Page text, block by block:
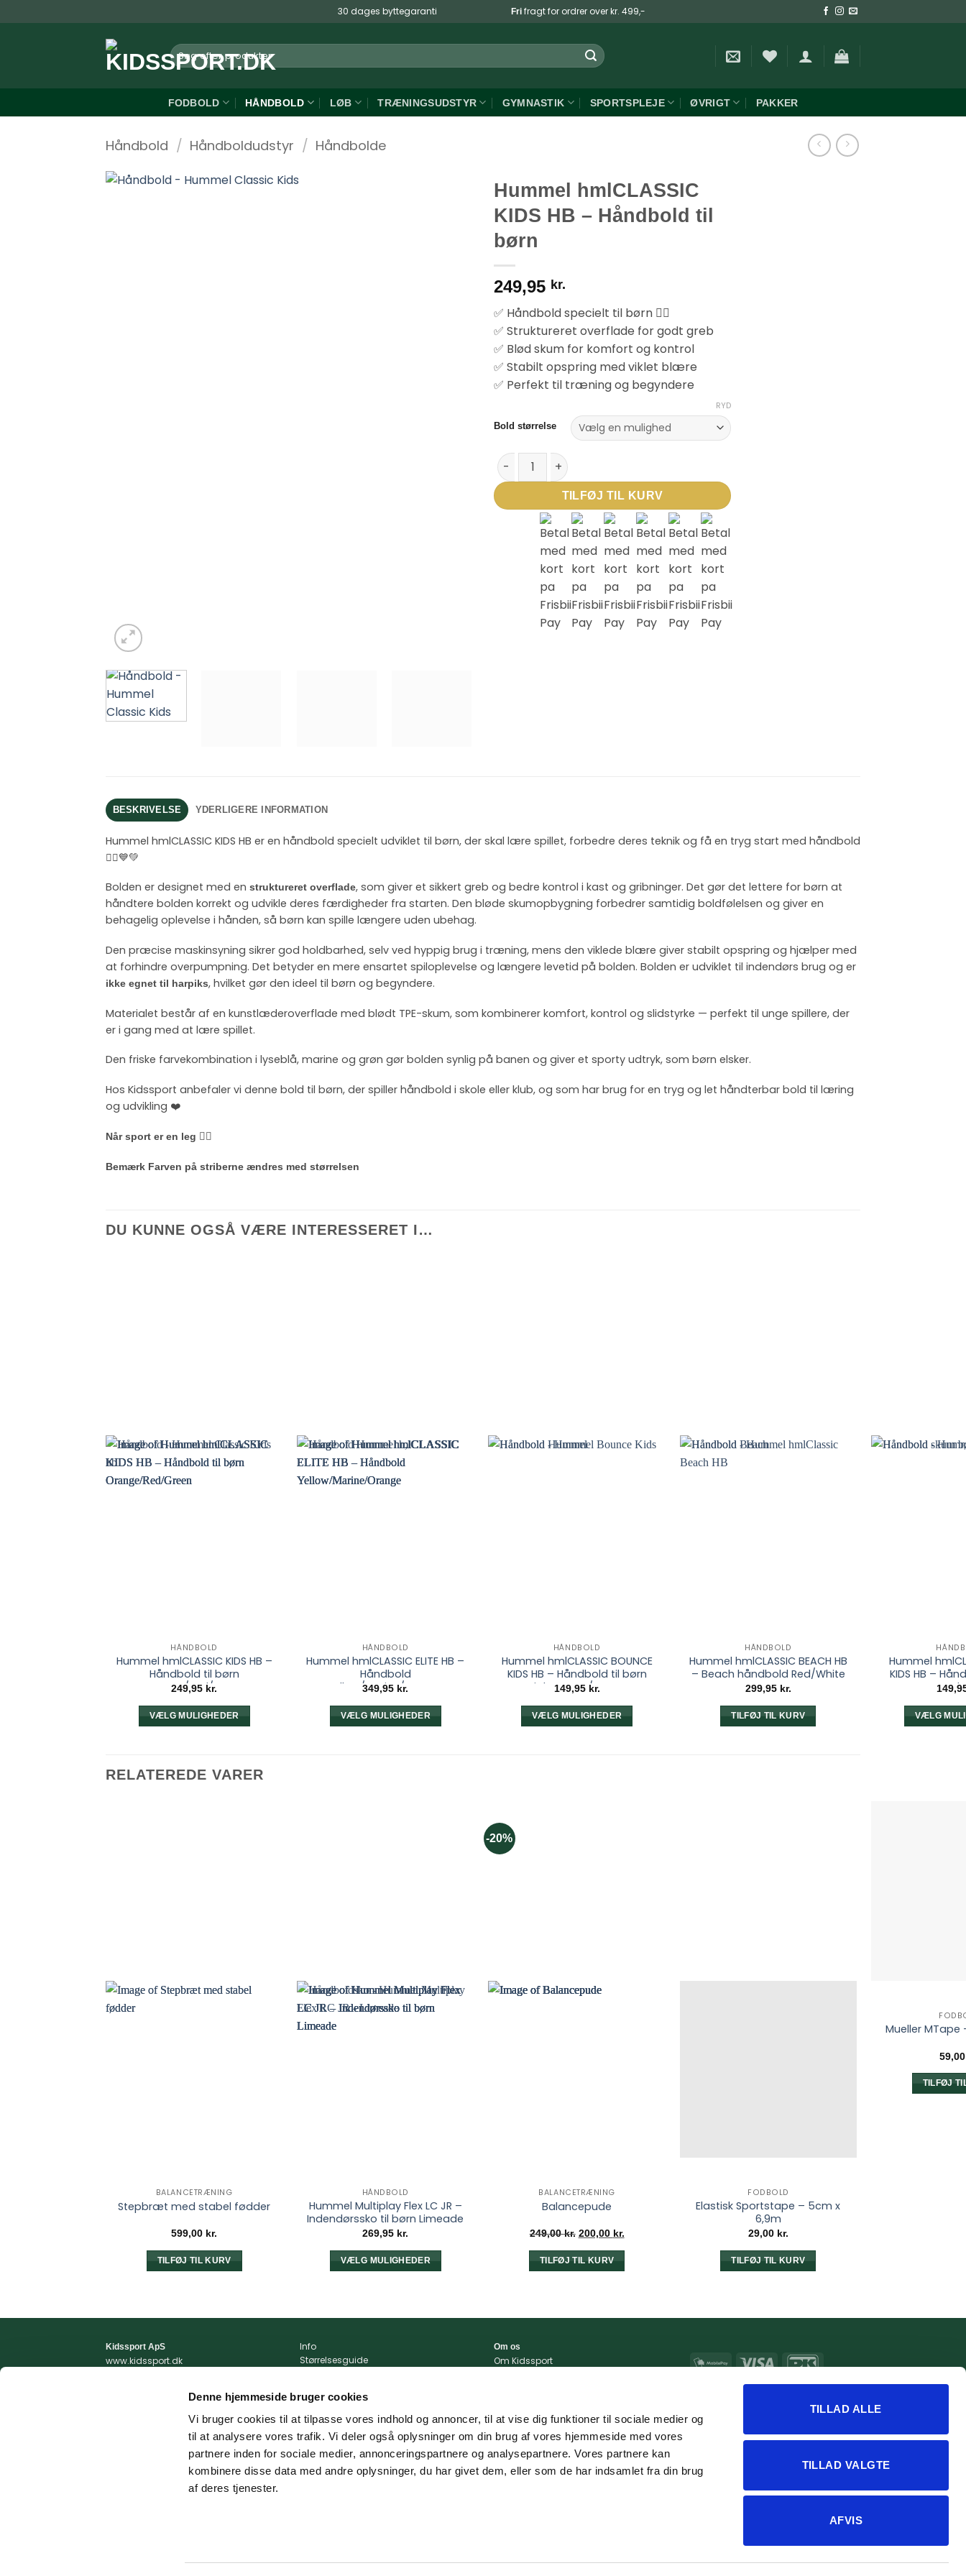
Denne hjemmeside bruger cookies
Vi bruger cookies til at tilpasse vores indhold og annoncer, til at vise dig funktioner til sociale medier og
til at analysere vores trafik. Vi deler også oplysninger om din brug af vores hjemmeside med vores
partnere inden for sociale medier, annonceringspartnere og analysepartnere. Vores partnere kan
kombinere disse data med andre oplysninger, du har givet dem, eller som de har indsamlet fra din brug
af deres tjenester.
TILLAD ALLE
TILLAD VALGTE
AFVIS
til
30 dages byttegaranti Fri fragt for ordrer over kr. 499,-
Søg
efter:
FODBOLD HÅNDBOLD LØB TRÆNINGSUDSTYR GYMNASTIK SPORTSPLEJE ØVRIGT PAKKER
Håndbold / Håndboldudstyr / Håndbolde
Hummel hmlCLASSIC
KIDS HB – Håndbold til
børn
249,95 kr.
✅ Håndbold specielt til børn 🤾‍♂️
✅ Struktureret overflade for godt greb
✅ Blød skum for komfort og kontrol
✅ Stabilt opspring med viklet blære
✅ Perfekt til træning og begyndere
Bold størrelse
RYD
Hummel hmlCLASSIC KIDS HB – Håndbold til børn antal
TILFØJ TIL KURV
BESKRIVELSE YDERLIGERE INFORMATION
Hummel hmlCLASSIC KIDS HB er en håndbold specielt udviklet til børn, der skal lære spillet, forbedre deres teknik og få en tryg start med håndbold
🤾‍♂️💙💚
Bolden er designet med en struktureret overflade, som giver et sikkert greb og bedre kontrol i kast og gribninger. Det gør det lettere for børn at
håndtere bolden korrekt og udvikle deres færdigheder fra starten. Den bløde skumopbygning forbedrer samtidig boldfølelsen og giver en
behagelig oplevelse i hånden, så børn kan spille længere uden ubehag.
Den præcise maskinsyning sikrer god holdbarhed, selv ved hyppig brug i træning, mens den viklede blære giver stabilt opspring og hjælper med
at forhindre overpumpning. Det betyder en mere ensartet spiloplevelse og længere levetid på bolden. Bolden er udviklet til indendørs brug og er
ikke egnet til harpiks, hvilket gør den ideel til børn og begyndere.
Materialet består af en kunstlæderoverflade med blødt TPE-skum, som kombinerer komfort, kontrol og slidstyrke — perfekt til unge spillere, der
er i gang med at lære spillet.
Den friske farvekombination i lyseblå, marine og grøn gør bolden synlig på banen og giver et sporty udtryk, som børn elsker.
Hos Kidssport anbefaler vi denne bold til børn, der spiller håndbold i skole eller klub, og som har brug for en tryg og let håndterbar bold til læring
og udvikling ❤️
Når sport er en leg 🤾‍♀️
Bemærk Farven på striberne ændres med størrelsen
DU KUNNE OGSÅ VÆRE INTERESSERET I…
HÅNDBOLD
Hummel hmlCLASSIC KIDS HB –
Håndbold til børn
Orange/Red/Green
249,95 kr.
VÆLG MULIGHEDER
har
flere
HÅNDBOLD
Hummel hmlCLASSIC ELITE HB –
Håndbold
Yellow/Marine/Orange
349,95 kr.
VÆLG MULIGHEDER
HÅNDBOLD
Hummel hmlCLASSIC BOUNCE
KIDS HB – Håndbold til børn
Light Green/Green
149,95 kr.
VÆLG MULIGHEDER
HÅNDBOLD
Hummel hmlCLASSIC BEACH HB
– Beach håndbold Red/White
299,95 kr.
TILFØJ TIL KURV
Hummel
KIDS HB –
VÆLG
RELATEREDE VARER
BALANCETRÆNING
Stepbræt med stabel fødder
599,00 kr.
TILFØJ TIL KURV
HÅNDBOLD
Hummel Multiplay Flex LC JR –
Indendørssko til børn Limeade
269,95 kr.
VÆLG MULIGHEDER
varesiden
-20%
BALANCETRÆNING
Balancepude
249,00kr. Den
oprindelige
pris
var:
249,00 kr..
200,00 kr.Den
aktuelle
pris
200,00 kr..
TILFØJ TIL KURV
FODBOLD
Elastisk Sportstape – 5cm x
6,9m
29,00 kr.
TILFØJ TIL KURV
Mueller MTape
TILFØJ
Kidssport ApS
www.kidssport.dk
Info
Størrelsesguide
Min konto
Retur
Returportal
Fragt og levering
Om os
Om Kidssport
MobilePay Visa
MasterCardApple
Google